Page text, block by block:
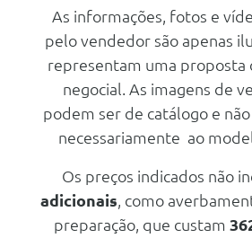
Sistema De Ajuda Ao
Parqueamento Dianteiro E
Traseiro
Cruise Control
Cruise Control Adaptativo
Dianteiro
Camara De Parqueamento
As informações, fotos e
pelo vendedor são apenas
representam uma proposta
negocial. As imagens de
podem ser de catálogo e
necessariamente ao
Os preços indicados não
adicionais , como
preparação, que custam